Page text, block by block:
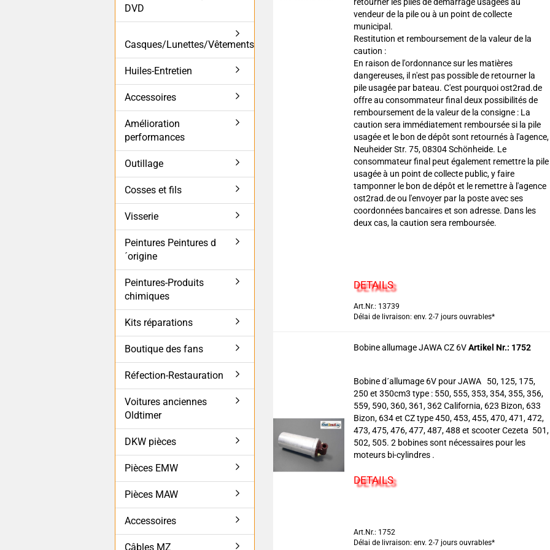
vendeur de la pile ou à un point de collecte
municipal.
Restitution et remboursement de la valeur de la
caution :
En raison de l'ordonnance sur les matières
dangereuses, il n'est pas possible de retourner la
pile usagée par bateau. C'est pourquoi ost2rad.de
offre au consommateur final deux possibilités de
remboursement de la valeur de la consigne : La
caution sera immédiatement remboursée si la pile
usagée et le bon de dépôt sont retournés à l'agence,
Neuheider Str. 75, 08304 Schönheide. Le
consommateur final peut également remettre la pile
usagée à un point de collecte public, y faire
tamponner le bon de dépôt et le remettre à l'agence
ost2rad.de ou l'envoyer par la poste avec ses
coordonnées bancaires et son adresse. Dans les
deux cas, la caution sera remboursée.
DETAILS
Art.Nr.: 13739
Délai de livraison: env. 2-7 jours ouvrables*
Bobine allumage JAWA CZ 6VArtikel Nr.: 1752
Bobine d´allumage 6V pour JAWA 50, 125, 175,
250 et 350cm3 type : 550, 555, 353, 354, 355, 356,
559, 590, 360, 361, 362 California, 623 Bizon, 633
Bizon, 634 et CZ type 450, 453, 455, 470, 471, 472,
473, 475, 476, 477, 487, 488 et scooter Cezeta 501,
502, 505. 2 bobines sont nécessaires pour les
moteurs bi-cylindres .
DETAILS
Art.Nr.: 1752
Délai de livraison: env. 2-7 jours ouvrables*
DVD
Casques/Lunettes/Vêtements
Huiles-Entretien
Accessoires
Amélioration
performances
Outillage
Cosses et fils
Visserie
Peintures Peintures d
´origine
Peintures-Produits
chimiques
Kits réparations
Boutique des fans
Réfection-Restauration
Voitures anciennes
Oldtimer
DKW pièces
Pièces EMW
Pièces MAW
Accessoires
Câbles MZ